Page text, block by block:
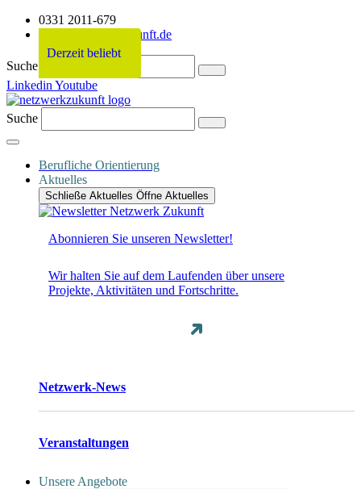
0331 2011-679
info@netzwerkzukunft.de
Suche
Linkedin Youtube
Suche
Berufliche Orientierung
Aktuelles
Schließe Aktuelles Öffne Aktuelles
Derzeit beliebt
Abonnieren Sie unseren Newsletter!
Wir halten Sie auf dem Laufenden über unsere
Projekte, Aktivitäten und Fortschritte.
Netzwerk-News
Veranstaltungen
Unsere Angebote
Derzeit beliebt
Derzeit beliebt
Derzeit beliebt